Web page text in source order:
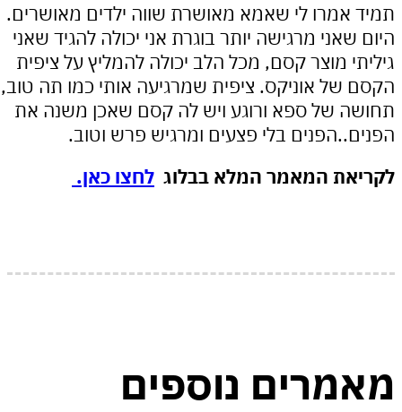
לי שאמא מאושרת שווה ילדים מאושרים.
מרגישה יותר בוגרת אני יכולה להגיד שאני
מוצר קסם, מכל הלב יכולה להמליץ על ציפית
אוניקס. ציפית שמרגיעה אותי כמו תה טוב,
של ספא ורוגע ויש לה קסם שאכן משנה את
בלי פצעים ומרגיש פרש וטוב.
המאמר המלא בבלוגלחצו כאן.
נוספים